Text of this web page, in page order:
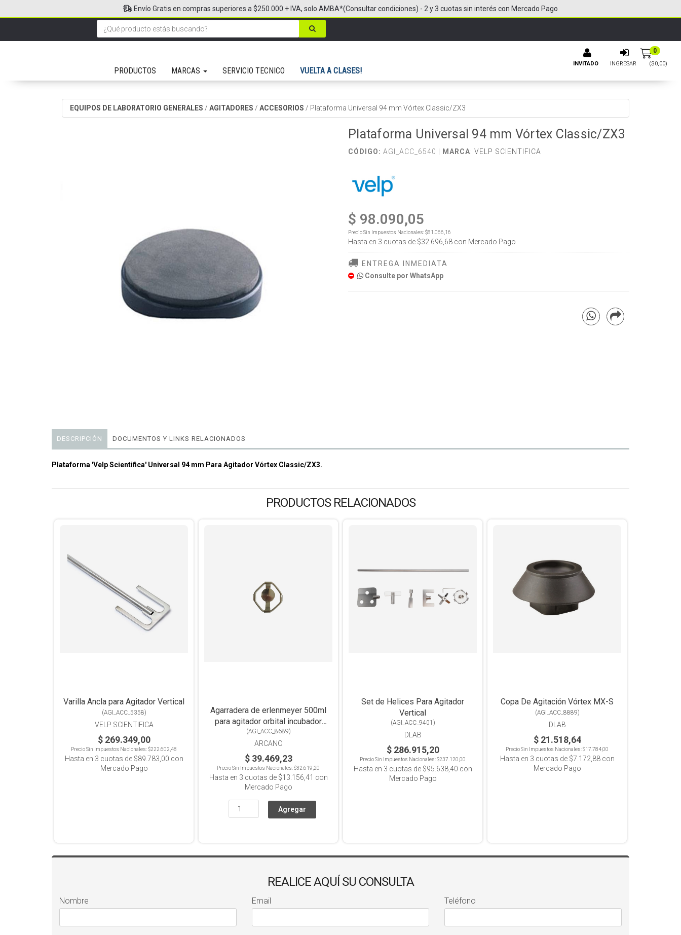
INVITADO INGRESAR
0
($0,00)
PRODUCTOS MARCAS SERVICIO TECNICO VUELTA A CLASES!
Envío Gratis en compras superiores a $250.000 + IVA, solo AMBA*(Consultar condiciones) - 2 y 3 cuotas sin interés con Mercado Pago
EQUIPOS DE LABORATORIO GENERALES / AGITADORES / ACCESORIOS / Plataforma Universal 94 mm Vórtex Classic/ZX3
Plataforma Universal 94 mm Vórtex Classic/ZX3
CÓDIGO: AGI_ACC_6540 | MARCA: VELP SCIENTIFICA
$ 98.090,05
Precio Sin Impuestos Nacionales:$81.066,16
Hasta en 3 cuotas de $32.696,68 con Mercado Pago
ENTREGA INMEDIATA
Consulte por WhatsApp
DESCRIPCIÓN DOCUMENTOS Y LINKS RELACIONADOS
Plataforma 'Velp Scientifica' Universal 94 mm Para Agitador Vórtex Classic/ZX3.
PRODUCTOS RELACIONADOS
Varilla Ancla para Agitador Vertical
(AGI_ACC_5358)
VELP SCIENTIFICA
$ 269.349,00
Precio Sin Impuestos Nacionales:$222.602,48
Hasta en 3 cuotas de $89.783,00 con
Mercado Pago
Agarradera de erlenmeyer 500ml
para agitador orbital incubador
ZWY-100H
(AGI_ACC_8689)
ARCANO
$ 39.469,23
Precio Sin Impuestos Nacionales:$32.619,20
Hasta en 3 cuotas de $13.156,41 con
Mercado Pago
Set de Helices Para Agitador
Vertical
(AGI_ACC_9401 )
DLAB
$ 286.915,20
Precio Sin Impuestos Nacionales:$237.120,00
Hasta en 3 cuotas de $95.638,40 con
Mercado Pago
Copa De Agitación Vórtex MX-S
(AGI_ACC_8889)
DLAB
$ 21.518,64
Precio Sin Impuestos Nacionales:$17.784,00
Hasta en 3 cuotas de $7.172,88con
Mercado Pago
REALICE AQUÍ SU CONSULTA
Nombre Email Teléfono